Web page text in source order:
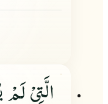
الَّتِیْ لَمْ